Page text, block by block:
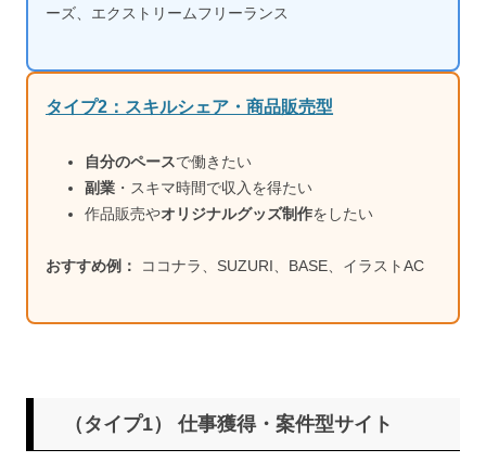
ーズ、エクストリームフリーランス
タイプ2：スキルシェア・商品販売型
自分のペースで働きたい
副業 ・スキマ時間で収入を得たい
作品販売やオリジナルグッズ制作をしたい
おすすめ例： ココナラ、SUZURI、BASE、イラストAC
（タイプ1） 仕事獲得・案件型サイト